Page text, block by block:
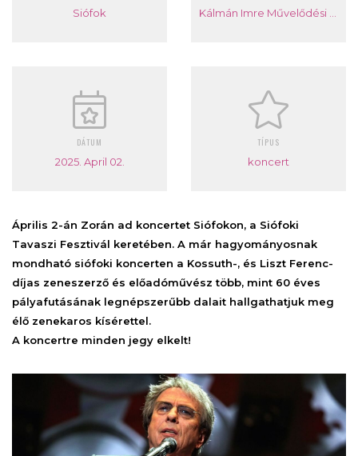
Siófok
DÁTUM
2025. April 02.
TÍPUS
koncert
Április 2-án Zorán ad koncertet Siófokon, a Siófoki
Tavaszi Fesztivál keretében. A már hagyományosnak
mondható siófoki koncerten a Kossuth-, és Liszt Ferenc-
díjas zeneszerző és előadóművész több, mint 60 éves
pályafutásának legnépszerűbb dalait hallgathatjuk meg
élő zenekaros kísérettel.
A koncertre minden jegy elkelt!